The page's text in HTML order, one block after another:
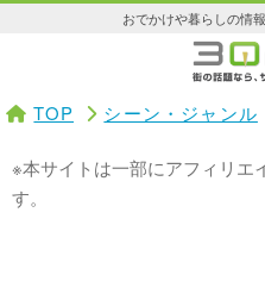
おでかけや暮らしの情
TOP シーン・ジャンル
※本サイトは一部にアフィリエ
す。